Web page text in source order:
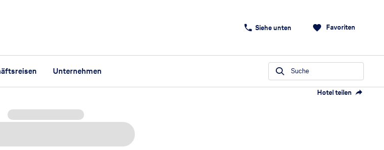
Siehe unten Favoriten
Unternehmen Suche
Hotel teilen